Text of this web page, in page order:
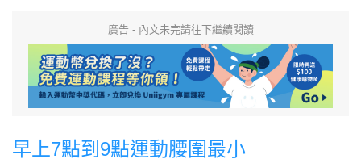
廣告 - 內文未完請往下繼續閱讀
早上7點到9點運動腰圍最小